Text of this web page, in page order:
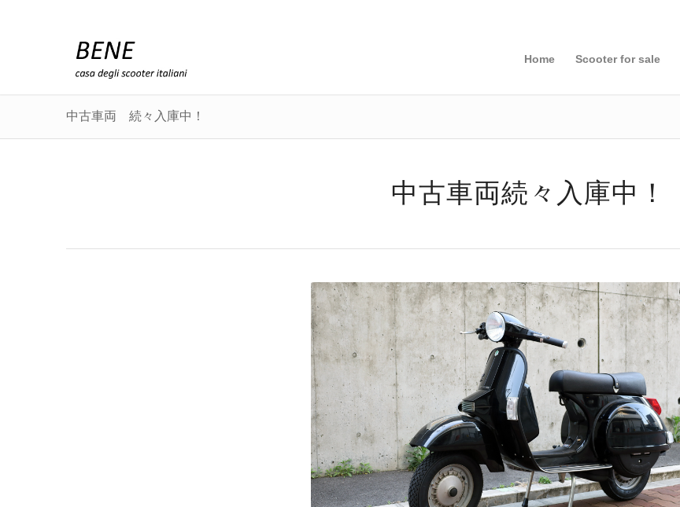
Home Scooter for sale
中古車両 続々入庫中！
中古車両続々入庫中！